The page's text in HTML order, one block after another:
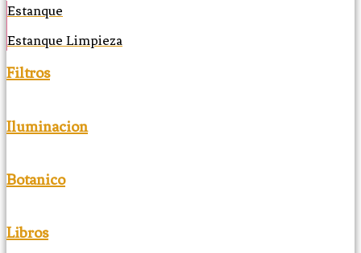
Estanque
Estanque Limpieza
Filtros
Iluminacion
Botanico
Libros